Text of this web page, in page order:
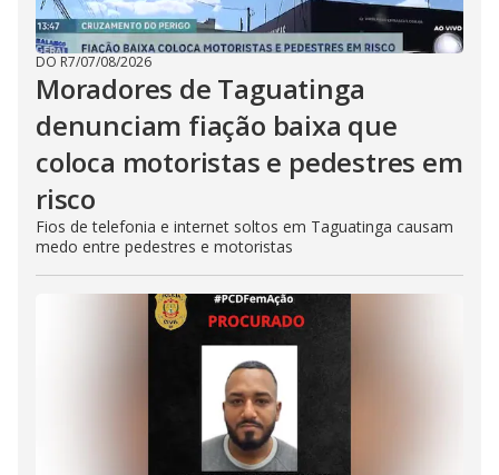
DO R7/07/08/2026
Moradores de Taguatinga
denunciam fiação baixa que
coloca motoristas e pedestres em
risco
Fios de telefonia e internet soltos em Taguatinga causam
medo entre pedestres e motoristas